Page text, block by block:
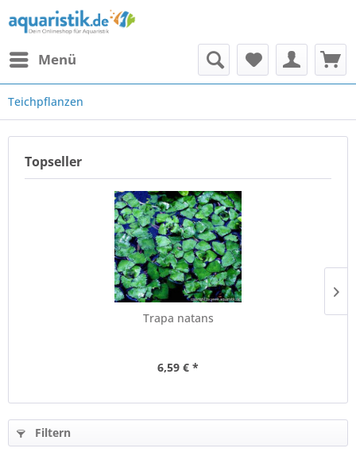
Menü
Teichpflanzen
Topseller
Trapa natans
6,59 € *
Filtern